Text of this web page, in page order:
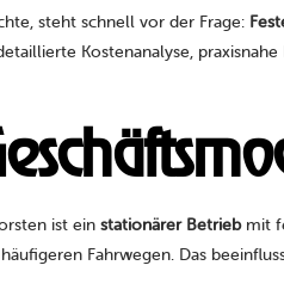
steht schnell vor der Frage:
Kostenanalyse,
ist einstationärer Betriebmit
Fahrwegen. Das